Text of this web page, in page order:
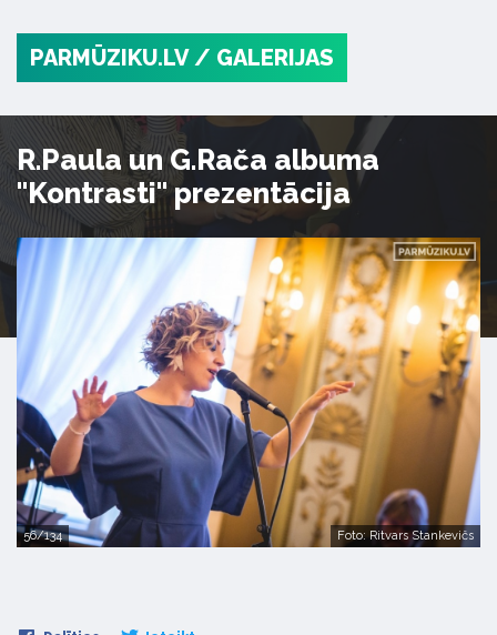
PARMŪZIKU.LV / GALERIJAS
R.Paula un G.Rača albuma
"Kontrasti" prezentācija
56/134 Foto: Ritvars Stankevičs